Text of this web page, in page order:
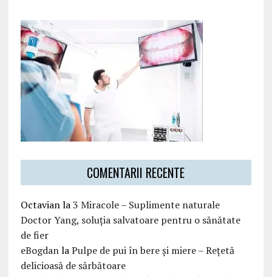
COMENTARII RECENTE
Octavianla3 Miracole – Suplimente naturale
Doctor Yang, soluția salvatoare pentru o sănătate
de fier
eBogdanlaPulpe de pui în bere și miere – Rețetă
delicioasă de sărbătoare